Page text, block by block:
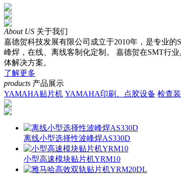
About US 关于我们
嘉德贺科技发展有限公司成立于2010年，是专业
峰焊，在线、离线客制化定制。 嘉德贺在SMT行
体解决方案。
了解更多
products 产品展示
YAMAHA贴片机 YAMAHA印刷、点胶设备 检查
离线小型选择性波峰焊AS330D
小型高速模块贴片机YRM10